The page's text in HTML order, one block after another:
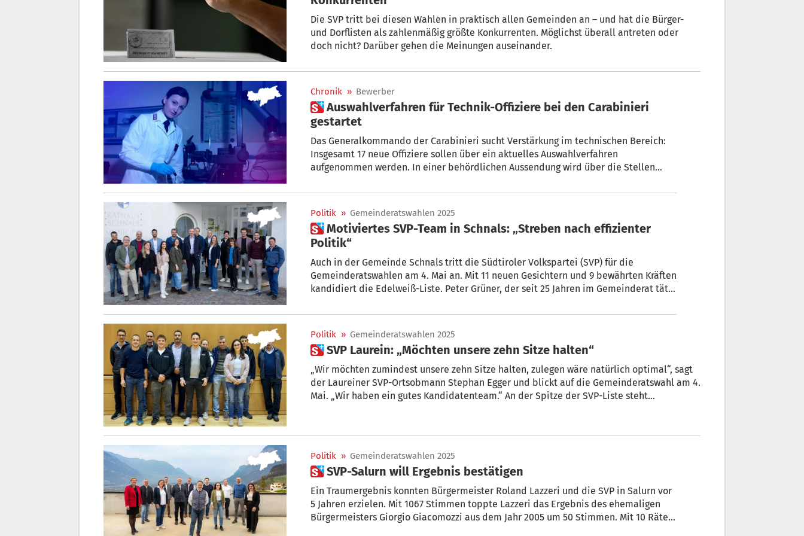
Die SVP tritt bei diesen Wahlen in praktisch allen Gemeinden an – und hat die Bürger-
und Dorflisten als zahlenmäßig größte Konkurrenten. Möglichst überall antreten oder
doch nicht? Darüber gehen die Meinungen auseinander.
Chronik » Bewerber
 Auswahlverfahren für Technik-Offiziere bei den Carabinieri
gestartet
Das Generalkommando der Carabinieri sucht Verstärkung im technischen Bereich:
Insgesamt 17 neue Offiziere sollen über ein aktuelles Auswahlverfahren
aufgenommen werden. In einer behördlichen Aussendung wird über die Stellen
Politik » Gemeinderatswahlen 2025
 Motiviertes SVP-Team in Schnals: „Streben nach effizienter
Politik“
Auch in der Gemeinde Schnals tritt die Südtiroler Volkspartei (SVP) für die
Gemeinderatswahlen am 4. Mai an. Mit 11 neuen Gesichtern und 9 bewährten Kräften
kandidiert die Edelweiß-Liste. Peter Grüner, der seit 25 Jahren im Gemeinderat tätig
Politik » Gemeinderatswahlen 2025
 SVP Laurein: „Möchten unsere zehn Sitze halten“
„Wir möchten zumindest unsere zehn Sitze halten, zulegen wäre natürlich optimal“, sagt
der Laureiner SVP-Ortsobmann Stephan Egger und blickt auf die Gemeinderatswahl am 4.
Mai. „Wir haben ein gutes Kandidatenteam.“ An der Spitze der SVP-Liste steht
Politik » Gemeinderatswahlen 2025
 SVP-Salurn will Ergebnis bestätigen
Ein Traumergebnis konnten Bürgermeister Roland Lazzeri und die SVP in Salurn vor
5 Jahren erzielen. Mit 1067 Stimmen toppte Lazzeri das Ergebnis des ehemaligen
Bürgermeisters Giorgio Giacomozzi aus dem Jahr 2005 um 50 Stimmen. Mit 10 Räten